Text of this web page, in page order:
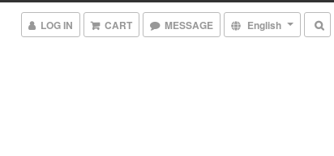
LOG IN CART MESSAGE English